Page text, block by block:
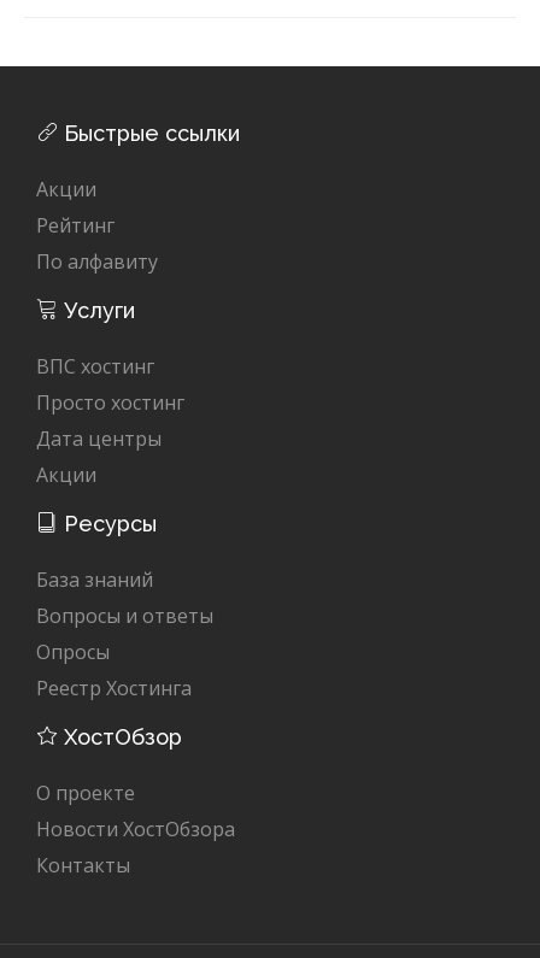
Быстрые ссылки
Акции
Рейтинг
По алфавиту
Услуги
ВПС хостинг
Просто хостинг
Дата центры
Акции
Ресурсы
База знаний
Вопросы и ответы
Опросы
Реестр Хостинга
ХостОбзор
О проекте
Новости ХостОбзора
Контакты